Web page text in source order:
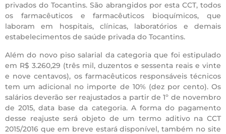
privados do Tocantins. São abrangidos por esta CCT, todos
os farmacêuticos e farmacêuticos bioquímicos, que
laboram em hospitais, clínicas, laboratórios e demais
estabelecimentos de saúde privada do Tocantins.
Além do novo piso salarial da categoria que foi estipulado
em R$ 3.260,29 (três mil, duzentos e sessenta reais e vinte
e nove centavos), os farmacêuticos responsáveis técnicos
tem um adicional no importe de 10% (dez por cento). Os
salários deverão ser reajustados a partir de 1º de novembro
de 2015, data base da categoria. A forma do pagamento
desse reajuste será objeto de um termo aditivo na CCT
2015/2016 que em breve estará disponível, também no site